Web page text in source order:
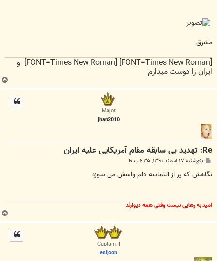
مشرق
[FONT=Times New Roman] [FONT=Times New Roman] و
ایران را دوست میدارم
ب
ا
Major
jhan2010
Re: تهدید بی سابقه مقام آمریکایی علیه ایران
پ
ت
پنج‌شنبه ۱۷ اسفند ۱۳۹۱, ۶:۳۵ ب.ظ
نگاهش که پر از التماسه دلم واسش می سوزه
مید به رهایی نیست وقتی همه دیوارند
ب
ا
Captain II
esijoon